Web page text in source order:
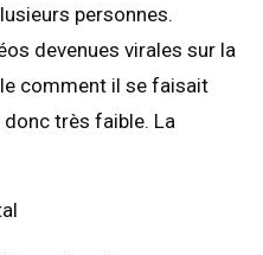
personnes.
devenues virales sur la
comment il se faisait
très faible. La